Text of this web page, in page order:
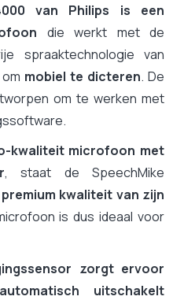
van Philips is een
die werkt met de
spraaktechnologie van
mobiel te dicteren. De
om te werken met
kwaliteit microfoon met
, staat de SpeechMike
kwaliteit van zijn
is dus ideaal voor
zorgt ervoor
uitschakelt